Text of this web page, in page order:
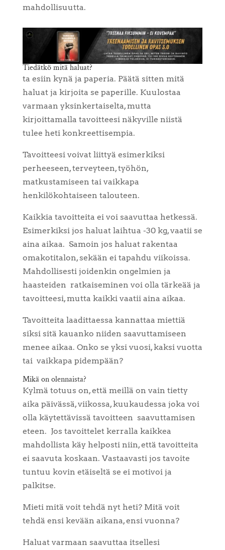
mahdollisuutta.
Tiedätkö mitä haluat?
ta esiin kynä ja paperia. Päätä sitten mitä
haluat ja kirjoita se paperille. Kuulostaa
varmaan yksinkertaiselta, mutta
kirjoittamalla tavoitteesi näkyville niistä
tulee heti konkreettisempia.
Tavoitteesi voivat liittyä esimerkiksi
perheeseen, terveyteen, työhön,
matkustamiseen tai vaikkapa
henkilökohtaiseen talouteen.
Kaikkia tavoitteita ei voi saavuttaa hetkessä.
Esimerkiksi jos haluat laihtua -30 kg, vaatii se
aina aikaa. Samoin jos haluat rakentaa
omakotitalon, sekään ei tapahdu viikoissa.
Mahdollisesti joidenkin ongelmien ja
haasteiden ratkaiseminen voi olla tärkeää ja
tavoitteesi, mutta kaikki vaatii aina aikaa.
Tavoitteita laadittaessa kannattaa miettiä
siksi sitä kauanko niiden saavuttamiseen
menee aikaa. Onko se yksi vuosi, kaksi vuotta
tai vaikkapa pidempään?
Mikä on olennaista?
Kylmä totuus on, että meillä on vain tietty
aika päivässä, viikossa, kuukaudessa joka voi
olla käytettävissä tavoitteen saavuttamisen
eteen. Jos tavoittelet kerralla kaikkea
mahdollista käy helposti niin, että tavoitteita
ei saavuta koskaan. Vastaavasti jos tavoite
tuntuu kovin etäiseltä se ei motivoi ja
palkitse.
Mieti mitä voit tehdä nyt heti? Mitä voit
tehdä ensi kevään aikana, ensi vuonna?
Haluat varmaan saavuttaa itsellesi